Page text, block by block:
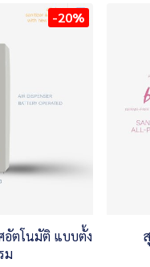
-20%
อัตโนมัติ แบบตั้ง
ม